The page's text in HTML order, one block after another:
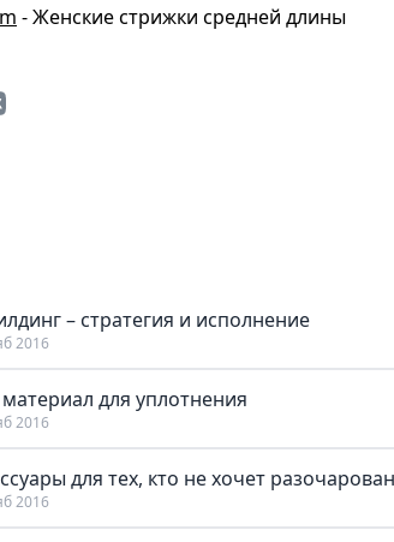
- Женские стрижки средней длины
– стратегия и исполнение
2016
для уплотнения
2016
для тех, кто не хочет
2016